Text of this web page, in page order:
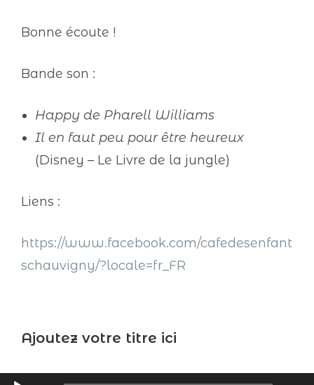
Bonne écoute !
Bande son :
Happy de Pharell Williams
Il en faut peu pour être heureux
(Disney – Le Livre de la jungle)
Liens :
https://www.facebook.com/cafedesenfant
schauvigny/?locale=fr_FR
Ajoutez votre titre ici